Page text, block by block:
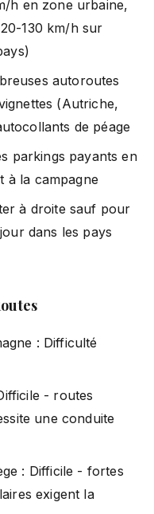
h en zone urbaine,
130 km/h sur
autoroutes
(Autriche,
de péage
parkings payants en
à la campagne
à droite sauf pour
dans les pays
: Difficulté
- routes
une conduite
: Difficile - fortes
exigent la